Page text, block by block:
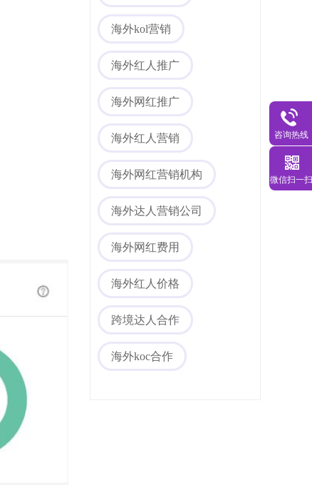
海外网红营销
海外社媒代运营
海外kol营销
海外红人推广
海外网红推广
海外红人营销
海外网红营销机构
海外达人营销公司
海外网红费用
海外红人价格
跨境达人合作
海外koc合作
咨询热线
微信扫一扫